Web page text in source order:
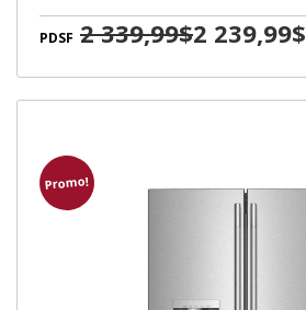
PDSF 2 339,99$2 239,99$
Promo!